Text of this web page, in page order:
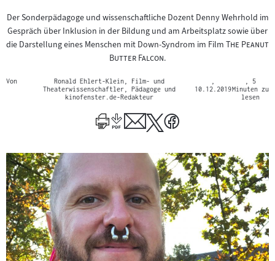
Der Sonderpädagoge und wissenschaftliche Dozent Denny Wehrhold im
Gespräch über Inklusion in der Bildung und am Arbeitsplatz sowie über
die Darstellung eines Menschen mit Down-Syndrom im Film "
The Peanut
Butter Falcon".
Von
Ronald Ehlert-Klein, Film- und
Theaterwissenschaftler, Pädagoge und
kinofenster.de-Redakteur
10.12.2019
, 5
Minuten zu
lesen